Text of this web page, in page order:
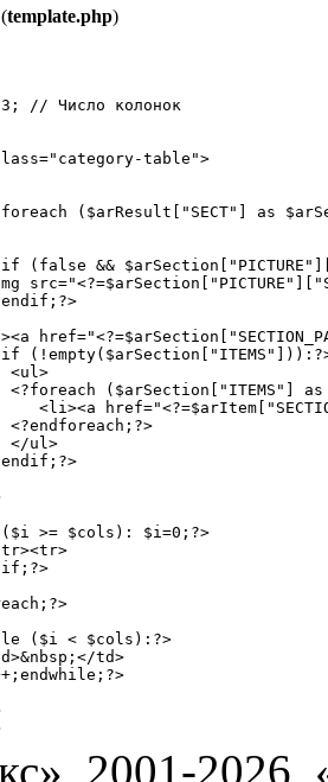
template.php)
колонок
table">
as
as
$i=0;?>
$cols):?>
td>
2001-2026,